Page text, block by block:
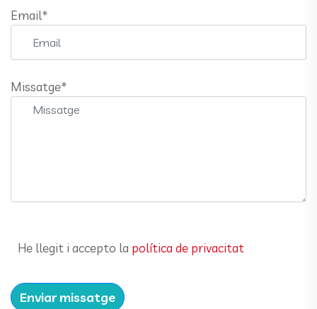
Email*
Missatge*
He llegit i accepto la política de privacitat
Enviar missatge